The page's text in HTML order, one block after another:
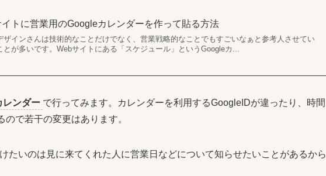
トに営業用のGoogleカレンダーを作って貼る方法
ザインさんは技術的なことだけでなく、営業戦略的なことでもすごいなぁと参考人させてい
とが多いです。Webサイトにある「スケジュール」というGoogleカ...
レンダー で行ってみます。カレンダーを利用するGoogleIDが違ったり、時間
で若干の変更はあります。
たいのは見に来てくれた人に営業日などについて知らせたいことがあるから